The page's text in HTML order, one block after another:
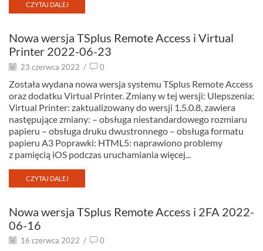
CZYTAJ DALEJ
Nowa wersja TSplus Remote Access i Virtual
Printer 2022-06-23
23 czerwca 2022 / 0
Została wydana nowa wersja systemu TSplus Remote Access
oraz dodatku Virtual Printer. Zmiany w tej wersji: Ulepszenia:
Virtual Printer: zaktualizowany do wersji 1.5.0.8, zawiera
następujące zmiany: – obsługa niestandardowego rozmiaru
papieru – obsługa druku dwustronnego – obsługa formatu
papieru A3 Poprawki: HTML5: naprawiono problemy
z pamięcią iOS podczas uruchamiania więcej...
CZYTAJ DALEJ
Nowa wersja TSplus Remote Access i 2FA 2022-
06-16
16 czerwca 2022 / 0